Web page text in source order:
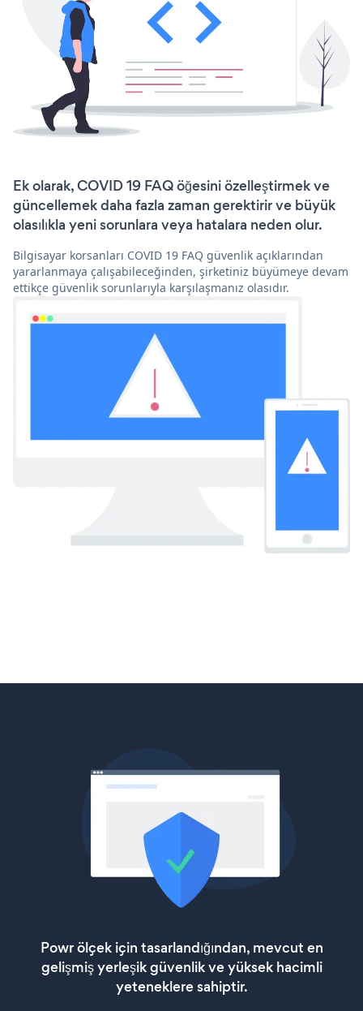
Ek olarak, COVID 19 FAQ öğesini özelleştirmek ve
güncellemek daha fazla zaman gerektirir ve büyük
olasılıkla yeni sorunlara veya hatalara neden olur.
Bilgisayar korsanları COVID 19 FAQ güvenlik açıklarından
yararlanmaya çalışabileceğinden, şirketiniz büyümeye devam
ettikçe güvenlik sorunlarıyla karşılaşmanız olasıdır.
Powr ölçek için tasarlandığından, mevcut en
gelişmiş yerleşik güvenlik ve yüksek hacimli
yeteneklere sahiptir.